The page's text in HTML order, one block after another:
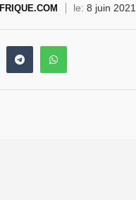
le: 8 juin 2021